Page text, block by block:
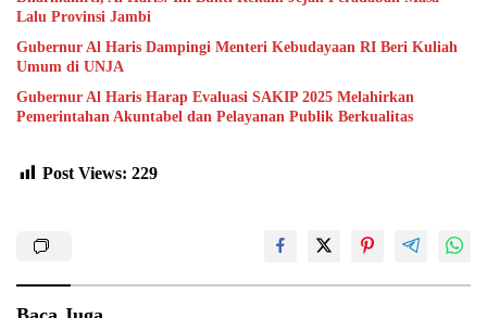
Lalu Provinsi Jambi
Gubernur Al Haris Dampingi Menteri Kebudayaan RI Beri Kuliah
Umum di UNJA
Gubernur Al Haris Harap Evaluasi SAKIP 2025 Melahirkan
Pemerintahan Akuntabel dan Pelayanan Publik Berkualitas
Post Views: 229